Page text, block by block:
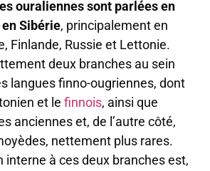
ouraliennes sont parlées en
Sibérie, principalement en
Finlande, Russie et Lettonie.
deux branches au sein
langues finno-ougriennes, dont
et le finnois, ainsi que
anciennes et, de l’autre côté,
nettement plus rares.
interne à ces deux branches est,